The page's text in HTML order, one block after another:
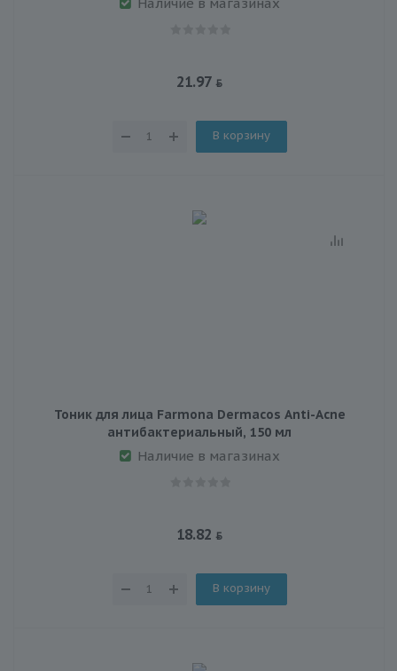
21.97
В корзину
Тоник для лица Farmona Dermacos Anti-Acne
антибактериальный, 150 мл
Наличие в магазинах
18.82
В корзину